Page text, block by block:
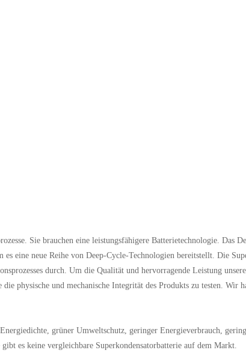
Sie brauchen eine leistungsfähigere Batterietechnologie. Das
eine neue Reihe von Deep-Cycle-Technologien bereitstellt. Die
durch. Um die Qualität und hervorragende Leistung
physische und mechanische Integrität des Produkts zu testen. Wir
grüner Umweltschutz, geringer Energieverbrauch,
es keine vergleichbare Superkondensatorbatterie auf dem Markt.